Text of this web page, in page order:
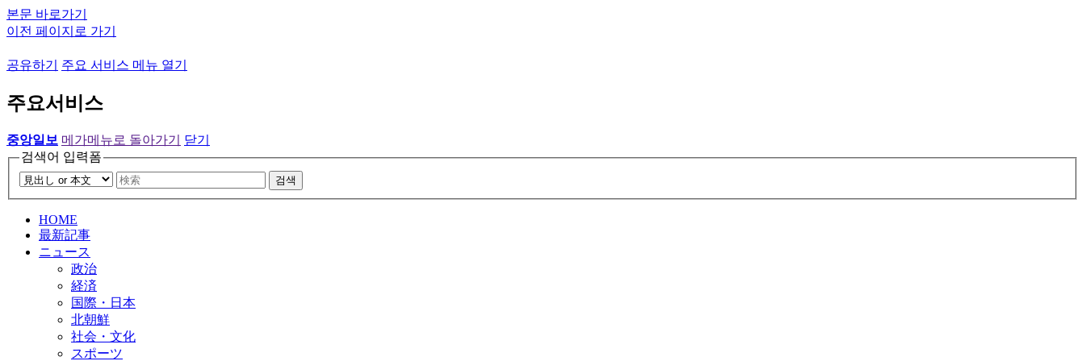
본문 바로가기
이전 페이지로 가기
공유하기 주요 서비스 메뉴 열기
주요서비스
중앙일보 메가메뉴로 돌아가기
닫기
검색어 입력폼
검색
HOME
最新記事
ニュース
政治
経済
国際・日本
北朝鮮
社会・文化
スポーツ